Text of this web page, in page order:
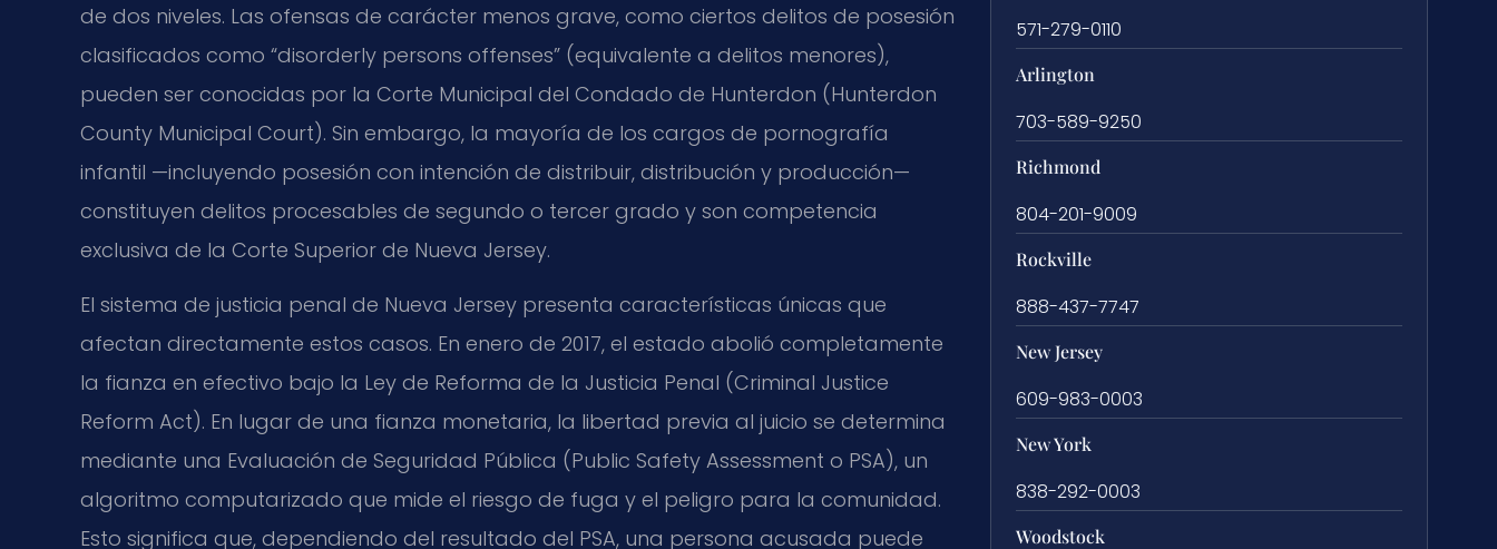
de dos niveles. Las ofensas de carácter menos grave, como ciertos delitos de posesión
clasificados como “disorderly persons offenses” (equivalente a delitos menores),
pueden ser conocidas por la Corte Municipal del Condado de Hunterdon (Hunterdon
County Municipal Court). Sin embargo, la mayoría de los cargos de pornografía
infantil —incluyendo posesión con intención de distribuir, distribución y producción—
constituyen delitos procesables de segundo o tercer grado y son competencia
exclusiva de la Corte Superior de Nueva Jersey.
El sistema de justicia penal de Nueva Jersey presenta características únicas que
afectan directamente estos casos. En enero de 2017, el estado abolió completamente
la fianza en efectivo bajo la Ley de Reforma de la Justicia Penal (Criminal Justice
Reform Act). En lugar de una fianza monetaria, la libertad previa al juicio se determina
mediante una Evaluación de Seguridad Pública (Public Safety Assessment o PSA), un
algoritmo computarizado que mide el riesgo de fuga y el peligro para la comunidad.
Esto significa que, dependiendo del resultado del PSA, una persona acusada puede
571-279-0110
Arlington
703-589-9250
Richmond
804-201-9009
Rockville
888-437-7747
New Jersey
609-983-0003
New York
838-292-0003
Woodstock